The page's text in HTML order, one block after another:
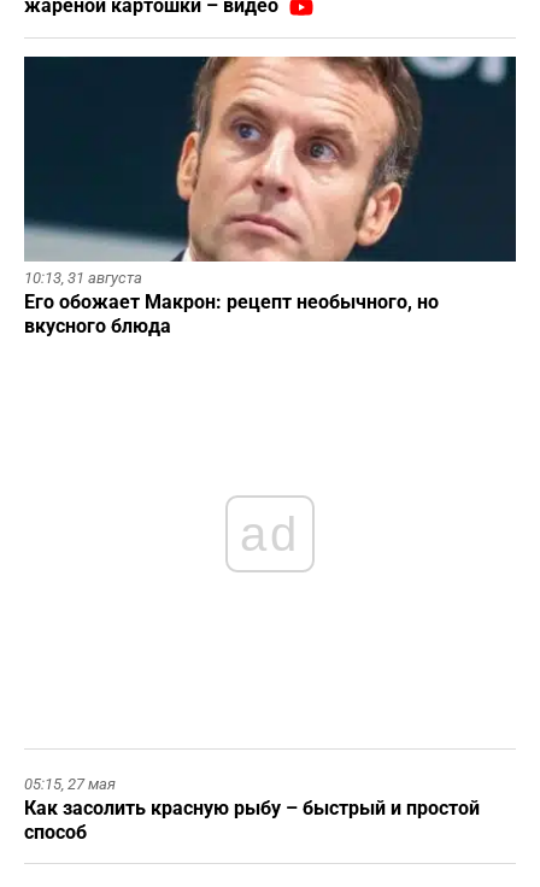
жареной картошки – видео
10:13, 31 августа
Его обожает Макрон: рецепт необычного, но
вкусного блюда
ad
05:15, 27 мая
Как засолить красную рыбу – быстрый и простой
способ